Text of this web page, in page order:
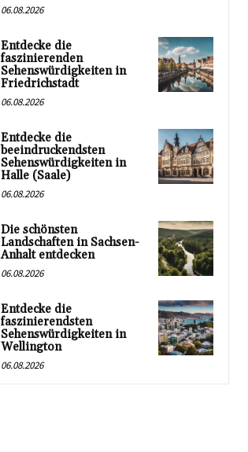
06.08.2026
Entdecke die
faszinierenden
Sehenswürdigkeiten in
Friedrichstadt
06.08.2026
Entdecke die
beeindruckendsten
Sehenswürdigkeiten in
Halle (Saale)
06.08.2026
Die schönsten
Landschaften in Sachsen-
Anhalt entdecken
06.08.2026
Entdecke die
faszinierendsten
Sehenswürdigkeiten in
Wellington
06.08.2026